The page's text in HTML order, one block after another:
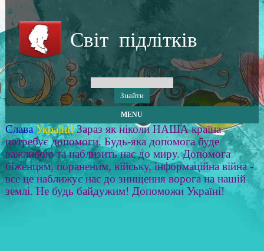
Світ підлітків
MENU
Слава Україні! Зараз як ніколи НАША країна
потребує допомоги. Будь-яка допомога буде
важливою та наблизить нас до миру. Допомога
біженцям, пораненим, війську, інформаційна війна -
все це наближує нас до знищення ворога на нашій
землі. Не будь байдужим! Допоможи Україні!